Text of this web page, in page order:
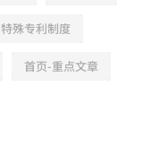
特殊专利制度
首页-重点文章